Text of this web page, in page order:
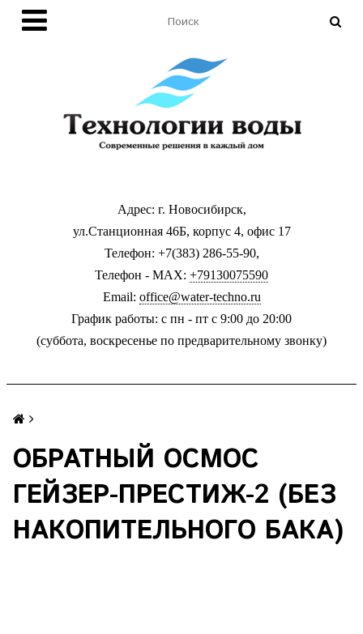
Адрес: г. Новосибирск,
ул.Станционная 46Б, корпус 4, офис 17
Телефон: +7(383) 286-55-90,
Телефон - MAX: +79130075590
Email: office@water-techno.ru
График работы: с пн - пт с 9:00 до 20:00
(суббота, воскресенье по предварительному звонку)
ОБРАТНЫЙ ОСМОС
ГЕЙЗЕР-ПРЕСТИЖ-2 (БЕЗ
НАКОПИТЕЛЬНОГО БАКА)